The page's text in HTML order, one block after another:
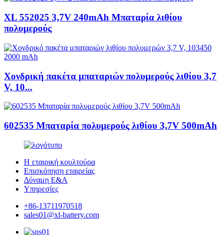
XL 552025 3,7V 240mAh Μπαταρία λιθίου
πολυμερούς
Χονδρική πακέτα μπαταριών πολυμερούς λιθίου 3,7
V, 10...
602535 Μπαταρία πολυμερούς λιθίου 3,7V 500mAh
Η εταιρική κουλτούρα
Επισκόπηση εταιρείας
Δύναμη Ε&Α
Υπηρεσίες
+86-13711970518
sales01@xl-battery.com